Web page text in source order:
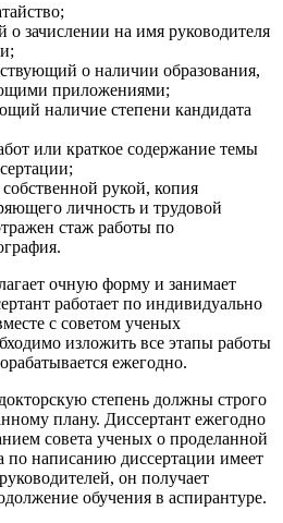
о зачислении на имя руководителя
о наличии образования,
приложениями;
наличие степени кандидата
или краткое содержание темы
рукой, копия
личность и трудовой
стаж работы по
очную форму и занимает
работает по индивидуально
с советом ученых
изложить все этапы работы
ежегодно.
степень должны строго
плану. Диссертант ежегодно
совета ученых о проделанной
по написанию диссертации имеет
он получает
обучения в аспирантуре.